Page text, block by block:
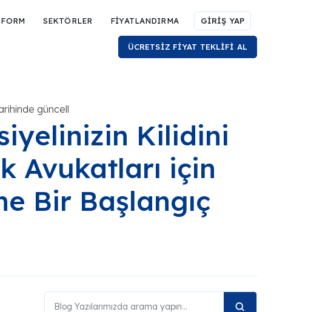
SEKTÖRLER FİYATLANDIRMA GİRİŞ YAP
ÜCRETSİZ FİYAT TEKLİFİ AL
güncell
Kilidini
Avukatları için
Bir Başlangıç